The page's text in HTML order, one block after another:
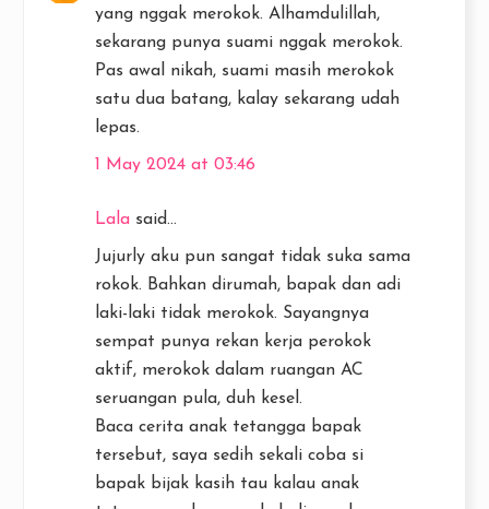
yang nggak merokok. Alhamdulillah,
sekarang punya suami nggak merokok.
Pas awal nikah, suami masih merokok
satu dua batang, kalay sekarang udah
lepas.
1 May 2024 at 03:46
Lala said...
Jujurly aku pun sangat tidak suka sama
rokok. Bahkan dirumah, bapak dan adi
laki-laki tidak merokok. Sayangnya
sempat punya rekan kerja perokok
aktif, merokok dalam ruangan AC
seruangan pula, duh kesel.
Baca cerita anak tetangga bapak
tersebut, saya sedih sekali coba si
bapak bijak kasih tau kalau anak